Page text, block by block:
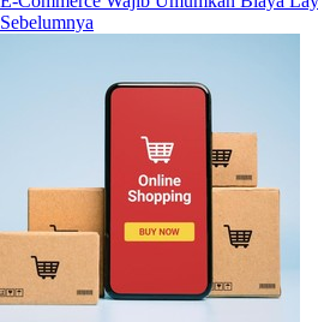
Sebelumnya